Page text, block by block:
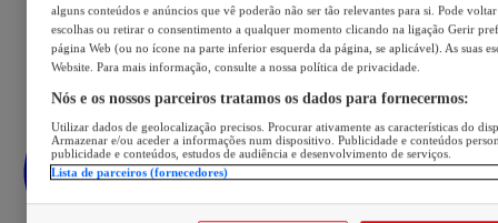
alguns conteúdos e anúncios que vê poderão não ser tão relevantes para si. Pode voltar
escolhas ou retirar o consentimento a qualquer momento clicando na ligação Gerir
página Web (ou no ícone na parte inferior esquerda da página, se aplicável). As suas
Website. Para mais informação, consulte a nossa política de privacidade.
Nós e os nossos parceiros tratamos os dados para fornecermos:
Utilizar dados de geolocalização precisos. Procurar ativamente as características do
Armazenar e/ou aceder a informações num dispositivo. Publicidade e conteúdos
publicidade e conteúdos, estudos de audiência e desenvolvimento de serviços.
Lista de parceiros (fornecedores)